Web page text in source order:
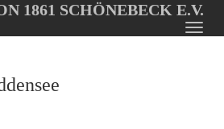
20260808152823cf16978d
1861 SCHÖNEBECK E.V.